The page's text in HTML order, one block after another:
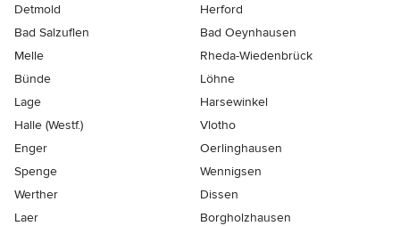
Detmold
Herford
Bad Salzuflen
Bad Oeynhausen
Melle
Rheda-Wiedenbrück
Bünde
Löhne
Lage
Harsewinkel
Halle (Westf.)
Vlotho
Enger
Oerlinghausen
Spenge
Wennigsen
Werther
Dissen
Laer
Borgholzhausen